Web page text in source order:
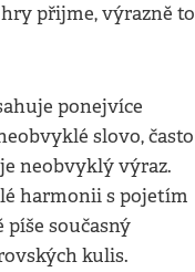
přijme, výrazně to
ponejvíce
slovo, často
neobvyklý výraz.
harmonii s pojetím
současný
kulis.